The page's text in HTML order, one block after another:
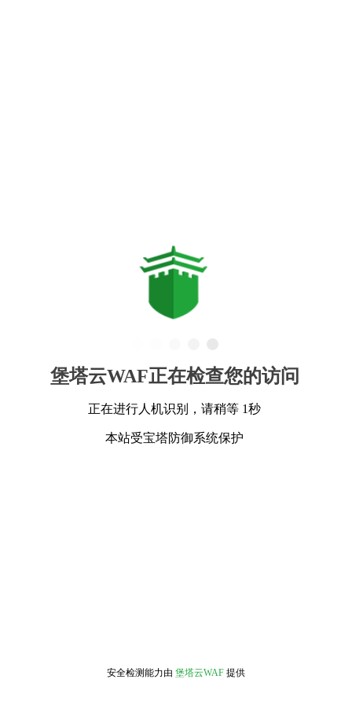
堡塔云WAF正在检查您的访问
正在进行人机识别，请稍等 1秒
本站受宝塔防御系统保护
安全检测能力由 堡塔云WAF 提供